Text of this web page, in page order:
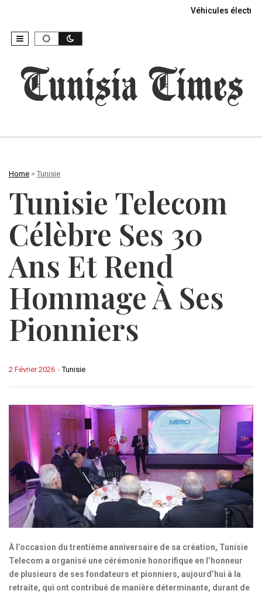
Véhicules
Home > Tunisie
Tunisie Telecom
Célèbre Ses 30
Ans Et Rend
Hommage À Ses
Pionniers
-Tunisie
2 Février 2026
À l’occasion du trentième anniversaire de sa création, Tunisie
Telecom a organisé une cérémonie honorifique en l’honneur
de plusieurs de ses fondateurs et pionniers, aujourd’hui à la
retraite, qui ont contribué de manière déterminante, durant de